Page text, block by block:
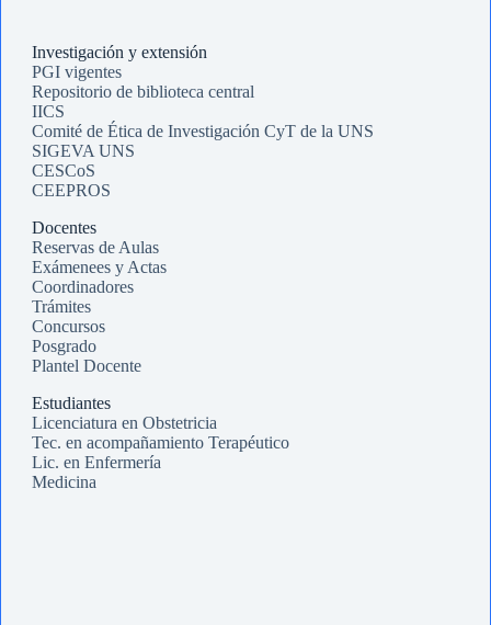
Investigación y extensión
PGI vigentes
Repositorio de biblioteca central
IICS
Comité de Ética de Investigación CyT de la UNS
SIGEVA UNS
CESCoS
CEEPROS
Docentes
Reservas de Aulas
Exámenees y Actas
Coordinadores
Trámites
Concursos
Posgrado
Plantel Docente
Estudiantes
Licenciatura en Obstetricia
Tec. en acompañamiento Terapéutico
Lic. en Enfermería
Medicina